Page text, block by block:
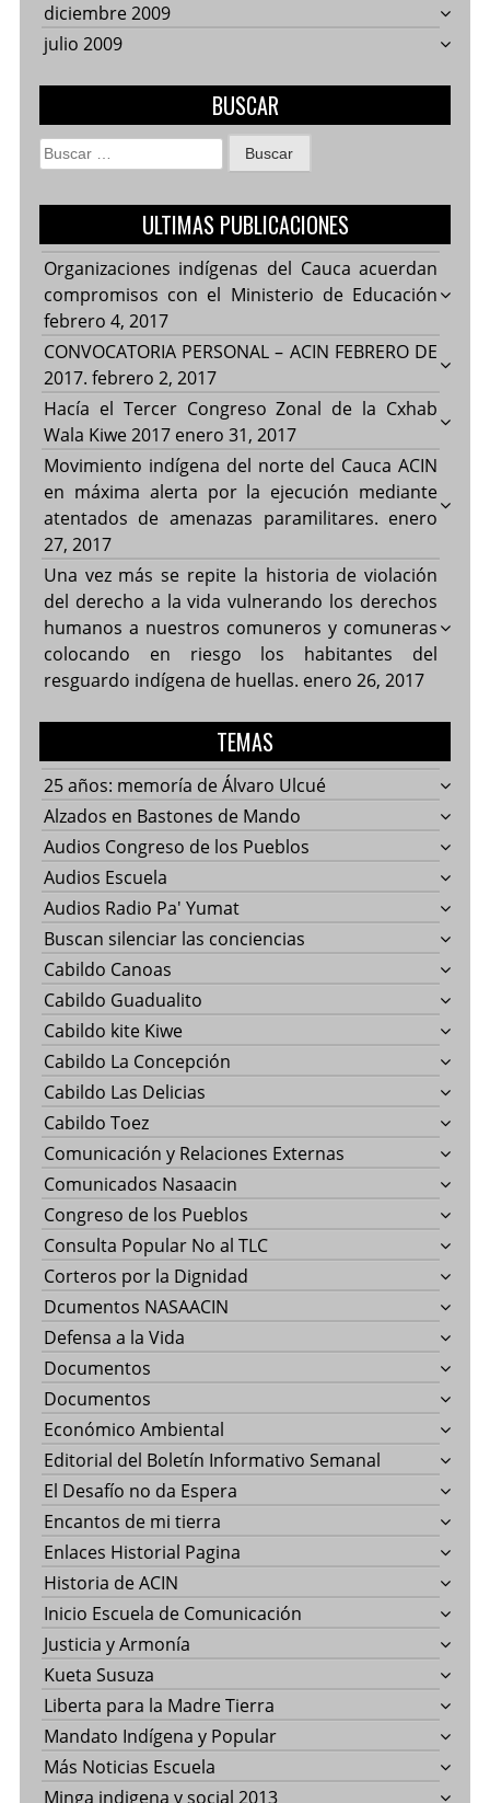
diciembre 2009
julio 2009
BUSCAR
Buscar:
ULTIMAS PUBLICACIONES
Organizaciones indígenas del Cauca acuerdan
compromisos con el Ministerio de Educación
febrero 4, 2017
CONVOCATORIA PERSONAL – ACIN FEBRERO DE
2017. febrero 2, 2017
Hacía el Tercer Congreso Zonal de la Cxhab
Wala Kiwe 2017 enero 31, 2017
Movimiento indígena del norte del Cauca ACIN
en máxima alerta por la ejecución mediante
atentados de amenazas paramilitares. enero
27, 2017
Una vez más se repite la historia de violación
del derecho a la vida vulnerando los derechos
humanos a nuestros comuneros y comuneras
colocando en riesgo los habitantes del
resguardo indígena de huellas. enero 26, 2017
TEMAS
25 años: memoría de Álvaro Ulcué
Alzados en Bastones de Mando
Audios Congreso de los Pueblos
Audios Escuela
Audios Radio Pa' Yumat
Buscan silenciar las conciencias
Cabildo Canoas
Cabildo Guadualito
Cabildo kite Kiwe
Cabildo La Concepción
Cabildo Las Delicias
Cabildo Toez
Comunicación y Relaciones Externas
Comunicados Nasaacin
Congreso de los Pueblos
Consulta Popular No al TLC
Corteros por la Dignidad
Dcumentos NASAACIN
Defensa a la Vida
Documentos
Documentos
Económico Ambiental
Editorial del Boletín Informativo Semanal
El Desafío no da Espera
Encantos de mi tierra
Enlaces Historial Pagina
Historia de ACIN
Inicio Escuela de Comunicación
Justicia y Armonía
Kueta Susuza
Liberta para la Madre Tierra
Mandato Indígena y Popular
Más Noticias Escuela
Minga indigena y social 2013